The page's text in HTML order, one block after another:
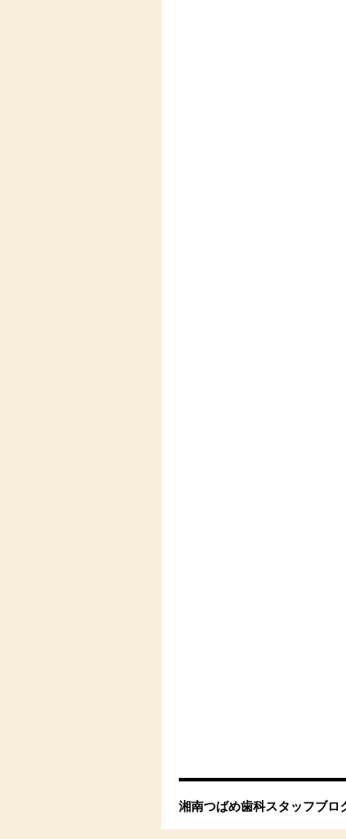
湘南つばめ歯科スタッフブロ